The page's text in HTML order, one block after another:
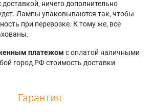
Samsung
HLS5087W
Samsung
HLS5087WX/XAA
HLS5088W
Samsung
HLS5666W
Samsung
HLS7178W
Samsung
HLS7178WX/XAP
Samsung HLT5055W
ничего дополнительно
Лампы упаковываются так, чтобы
при перевозке. К тому же, все
платежом с оплатой наличными
город РФ стоимость доставки
Гарантия